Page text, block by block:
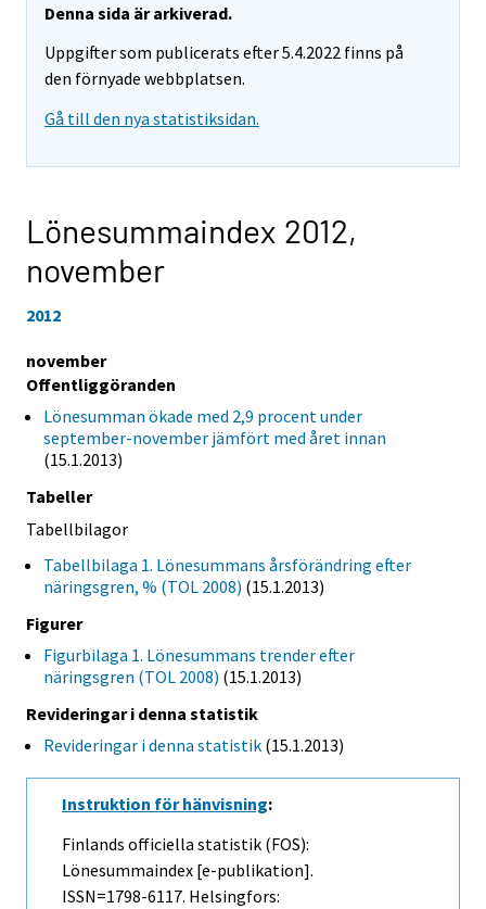
Denna sida är arkiverad.
Uppgifter som publicerats efter 5.4.2022 finns på
den förnyade webbplatsen.
Gå till den nya statistiksidan.
Lönesummaindex 2012,
november
2012
november
Offentliggöranden
Lönesumman ökade med 2,9 procent under
september-november jämfört med året innan
(15.1.2013)
Tabeller
Tabellbilagor
Tabellbilaga 1. Lönesummans årsförändring efter
näringsgren, % (TOL 2008) (15.1.2013)
Figurer
Figurbilaga 1. Lönesummans trender efter
näringsgren (TOL 2008) (15.1.2013)
Revideringar i denna statistik
Revideringar i denna statistik (15.1.2013)
Instruktion för hänvisning:
Finlands officiella statistik (FOS):
Lönesummaindex [e-publikation].
ISSN=1798-6117. Helsingfors: